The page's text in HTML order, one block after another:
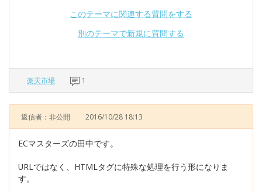
このテーマに関連する質問をする
別のテーマで新規に質問する
楽天市場 1
返信者：非公開 2016/10/28 18:13
ECマスターズの田中です。
URLではなく、HTMLタグに特殊な処理を行う形になりま
す。